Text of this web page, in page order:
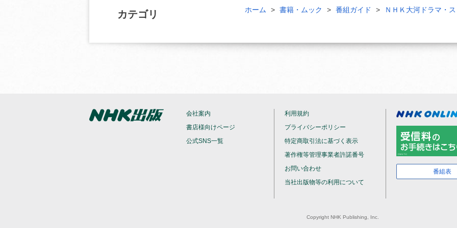
カテゴリ ホーム 書籍・ムック 番組ガイド ＮＨＫ大河ドラマ・
会社案内
書店様向けページ
公式SNS一覧
利用規約
プライバシーポリシー
特定商取引法に基づく表示
著作権等管理事業者許諾番号
お問い合わせ
当社出版物等の利用について
番組表
Copyright NHK Publishing, Inc.